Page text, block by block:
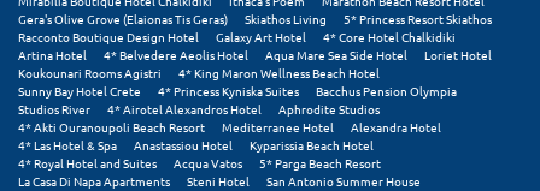
Gera's Olive Grove (Elaionas Tis Geras)
Skiathos Living
5* Princess Resort Skiathos
Racconto Boutique Design Hotel
Galaxy Art Hotel
4* Core Hotel Chalkidiki
Artina Hotel
4* Belvedere Aeolis Hotel Aqua Mare Sea Side Hotel
Loriet Hotel
Koukounari Rooms Agistri
4* King Maron Wellness Beach Hotel
Sunny Bay Hotel Crete
4* Princess Kyniska Suites
Bacchus Pension Olympia
Studios River
4* Airotel Alexandros Hotel
Aphrodite Studios
4* Akti Ouranoupoli Beach Resort
Mediterranee Hotel
Alexandra Hotel
4* Las Hotel & Spa
Anastassiou Hotel
Kyparissia Beach Hotel
4* Royal Hotel and Suites
Acqua Vatos
5* Parga Beach Resort
La Casa Di Napa Apartments
Steni Hotel
San Antonio Summer House